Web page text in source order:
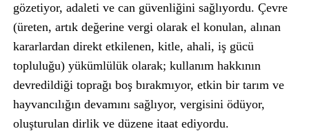
gözetiyor, adaleti ve can güvenliğini sağlıyordu. Çevre
(üreten, artık değerine vergi olarak el konulan, alınan
kararlardan direkt etkilenen, kitle, ahali, iş gücü
topluluğu) yükümlülük olarak; kullanım hakkının
devredildiği toprağı boş bırakmıyor, etkin bir tarım ve
hayvancılığın devamını sağlıyor, vergisini ödüyor,
oluşturulan dirlik ve düzene itaat ediyordu.